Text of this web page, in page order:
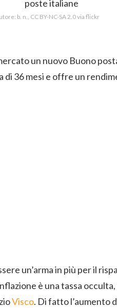
b. n., CC BY-NC-SA 2.0 via flickr
un nuovo Buono
36 mesi e offre un
un’arma in più per il
è una tassa
Visco. Di fatto l’aumento